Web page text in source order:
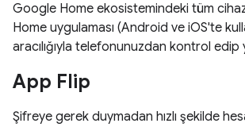
Google Home ekosistemindeki tüm
Home uygulaması (Android ve iOS'te
aracılığıyla telefonunuzdan kontrol edip
App Flip
Şifreye gerek duymadan hızlı şekilde